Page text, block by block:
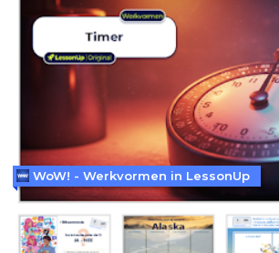
WoW! - Werkvormen in LessonUp